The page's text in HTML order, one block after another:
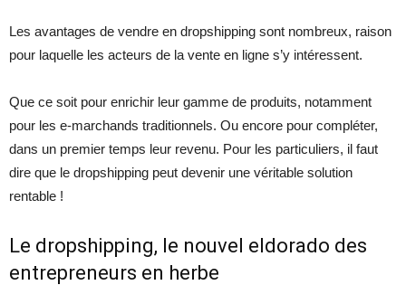
Les avantages de vendre en dropshipping sont nombreux, raison
pour laquelle les acteurs de la vente en ligne s’y intéressent.
Que ce soit pour enrichir leur gamme de produits, notamment
pour les e-marchands traditionnels. Ou encore pour compléter,
dans un premier temps leur revenu. Pour les particuliers, il faut
dire que le dropshipping peut devenir une véritable solution
rentable !
Le dropshipping, le nouvel eldorado des
entrepreneurs en herbe